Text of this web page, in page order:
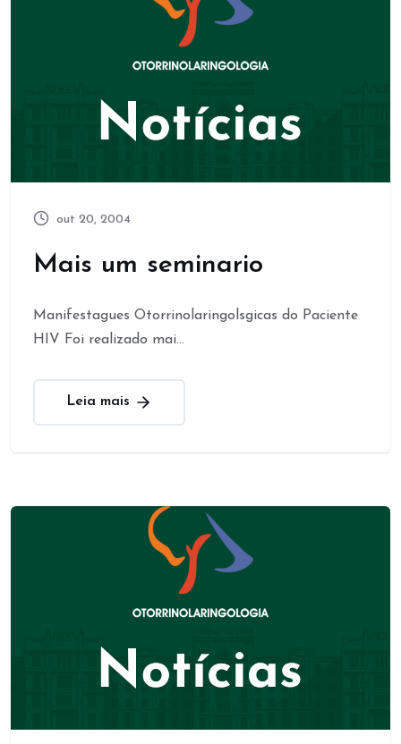
out 20, 2004
Mais um seminario
Manifestagues Otorrinolaringolsgicas do Paciente
HIV Foi realizado mai...
Leia mais